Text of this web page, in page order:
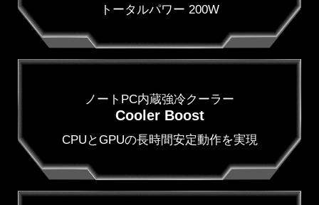
トータルパワー 200W
ノートPC内蔵強冷クーラー
Cooler Boost
CPUとGPUの長時間安定動作を実現